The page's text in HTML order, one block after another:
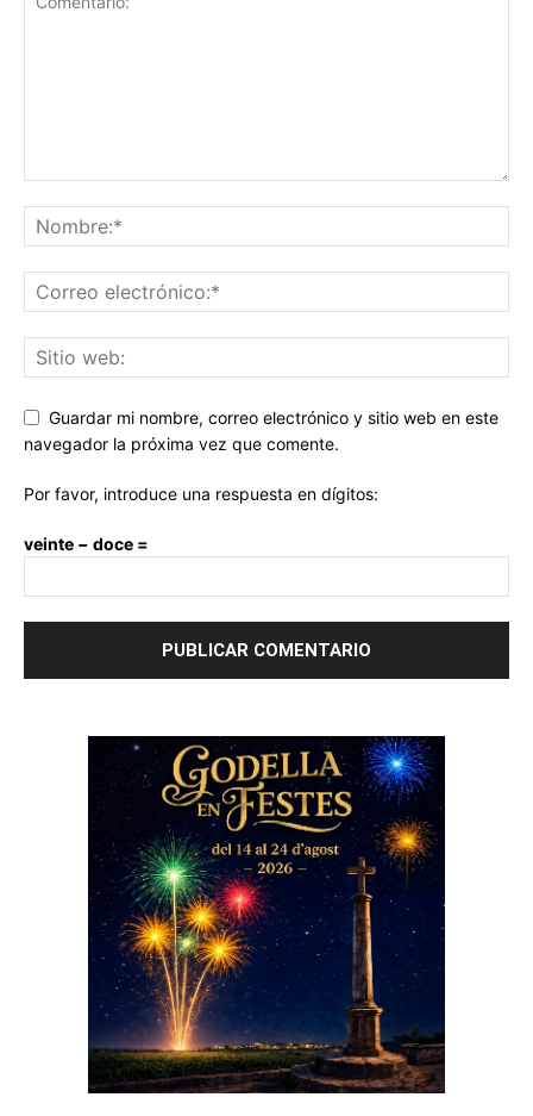
Guardar mi nombre, correo electrónico y sitio web en este
navegador la próxima vez que comente.
Por favor, introduce una respuesta en dígitos:
veinte − doce =